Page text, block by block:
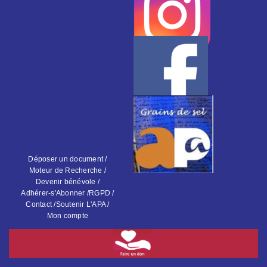
Déposer un document /
Moteur de Recherche /
Devenir bénévole /
Adhérer-s'Abonner /RGPD /
Contact /Soutenir L'APA /
Mon compte